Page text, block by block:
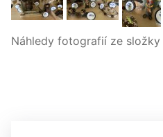
Náhledy fotografií ze složky